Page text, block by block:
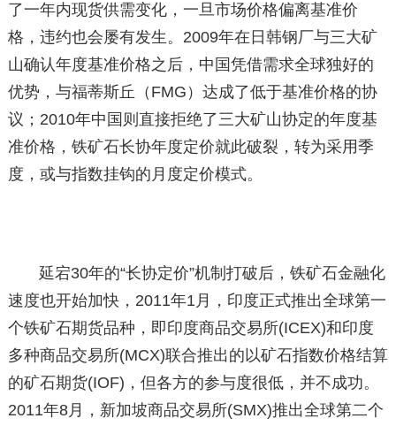
了一年内现货供需变化，一旦市场价格偏离基准价
格，违约也会屡有发生。2009年在日韩钢厂与三大矿
山确认年度基准价格之后，中国凭借需求全球独好的
优势，与福蒂斯丘（FMG）达成了低于基准价格的协
议；2010年中国则直接拒绝了三大矿山协定的年度基
准价格，铁矿石长协年度定价就此破裂，转为采用季
度，或与指数挂钩的月度定价模式。
延宕30年的“长协定价”机制打破后，铁矿石金融化
速度也开始加快，2011年1月，印度正式推出全球第一
个铁矿石期货品种，即印度商品交易所(ICEX)和印度
多种商品交易所(MCX)联合推出的以矿石指数价格结算
的矿石期货(IOF)，但各方的参与度很低，并不成功。
2011年8月，新加坡商品交易所(SMX)推出全球第二个